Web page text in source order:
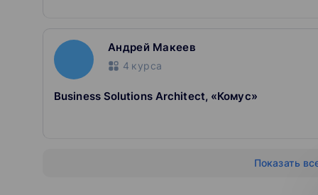
Андрей Макеев
4 курса
Business Solutions Architect, «Комус»
Показать